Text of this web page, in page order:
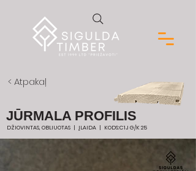
< Atpakaļ
JŪRMALA PROFILIS
DŽIOVINTAS, OBLIUOTAS | ĮLAIDA | KODS:C1J G/K 25